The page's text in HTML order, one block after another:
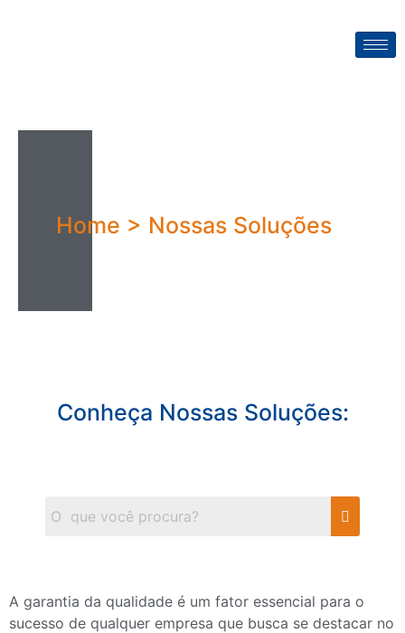
Home > Nossas Soluções
Conheça Nossas Soluções:
A garantia da qualidade é um fator essencial para o
sucesso de qualquer empresa que busca se destacar no